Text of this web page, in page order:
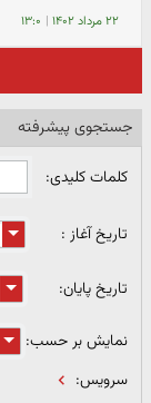
۲۲ مرداد ۱۴۰۲ | ۱۳:۰
جستجوی پیشرفته
کلمات کلیدی:
تاریخ آغاز :
تاریخ پایان:
نمایش بر حسب:
سرویس: